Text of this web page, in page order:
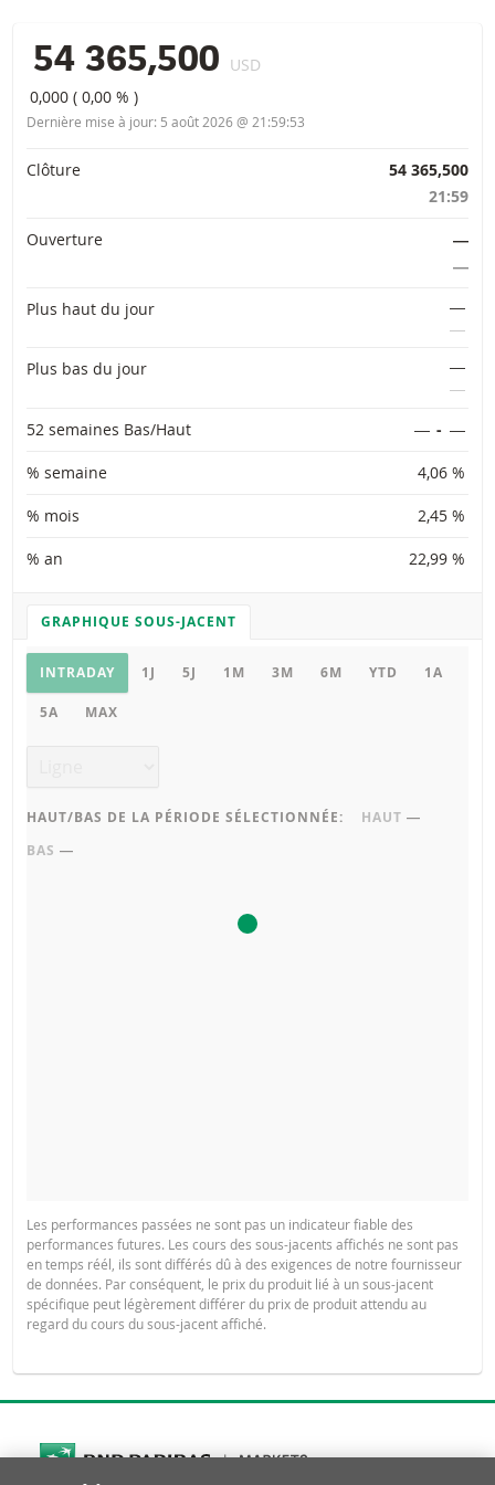
54 365,500 USD
0,000 (0,00 % )
Dernière mise à jour: 5 août 2026 @ 21:59:53
Informations importantes
Clôture
54 365,500
21:59
Ouverture
―
―
Plus haut du jour
―
―
Plus bas du jour
―
―
52 semaines Bas/Haut
― - ―
% semaine 4,06 %
% mois 2,45 %
% an 22,99 %
GRAPHIQUE SOUS-JACENT
Graphique sous-jacent
PARAMÈTRES DU GRAPHIQUE
INTRADAY
1J 5J 1M 3M 6M YTD 1A
5A MAX
HAUT/BAS DE LA PÉRIODE SÉLECTIONNÉE: HAUT ―
BAS ―
Les performances passées ne sont pas un indicateur fiable des
performances futures. Les cours des sous-jacents affichés ne sont pas
en temps réél, ils sont différés dû à des exigences de notre fournisseur
de données. Par conséquent, le prix du produit lié à un sous-jacent
spécifique peut légèrement différer du prix de produit attendu au
regard du cours du sous-jacent affiché.